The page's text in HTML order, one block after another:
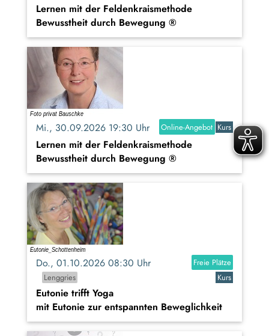
Lernen mit der Feldenkraismethode
Bewusstheit durch Bewegung ®
Mi., 30.09.2026 19:30 Uhr Online-Angebot Kurs
Lernen mit der Feldenkraismethode
Bewusstheit durch Bewegung ®
Do., 01.10.2026 08:30 Uhr
Freie Plätze
Lenggries
Kurs
Eutonie trifft Yoga
mit Eutonie zur entspannten Beweglichkeit